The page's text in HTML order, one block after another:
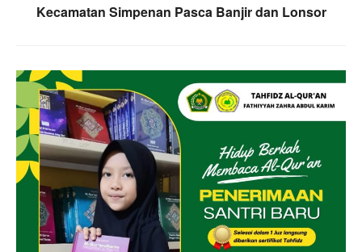
Kecamatan Simpenan Pasca Banjir dan Lonsor